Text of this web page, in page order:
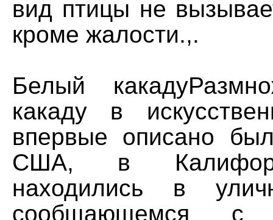
вид птицы не
кроме жалости.,.
Белый
какаду в
впервые описано
США, в
находились в
сообщающемся с